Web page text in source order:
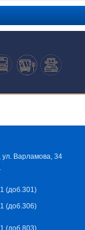
ул. Варламова, 34
(доб.301)
(доб.306)
(доб.803)